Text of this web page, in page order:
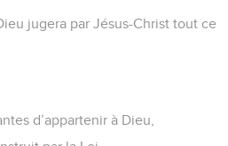
jugera par Jésus-Christ tout ce
d’appartenir à Dieu,